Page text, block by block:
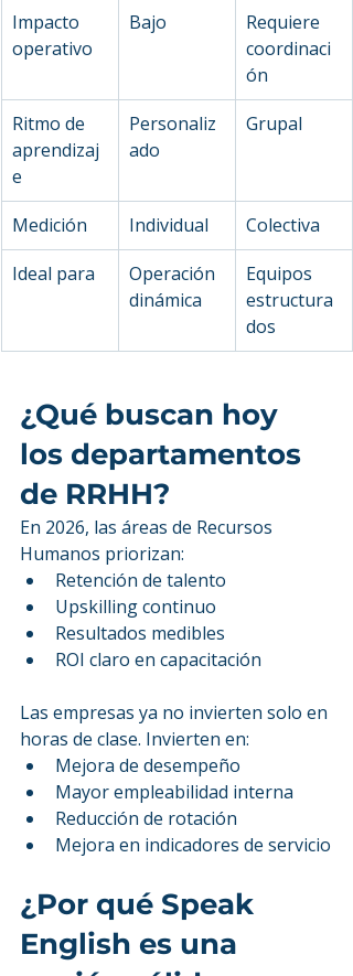
Impacto
operativo
Bajo
Requiere
coordinaci
ón
Ritmo de
aprendizaj
e
Personaliz
ado
Grupal
Medición Individual
Colectiva
Ideal para
Operación
dinámica
Equipos
estructura
dos
¿Qué buscan hoy
los departamentos
de RRHH?
En 2026, las áreas de Recursos
Humanos priorizan:
Retención de talento
Upskilling continuo
Resultados medibles
ROI claro en capacitación
Las empresas ya no invierten solo en
horas de clase. Invierten en:
Mejora de desempeño
Mayor empleabilidad interna
Reducción de rotación
Mejora en indicadores de servicio
¿Por qué Speak
English es una